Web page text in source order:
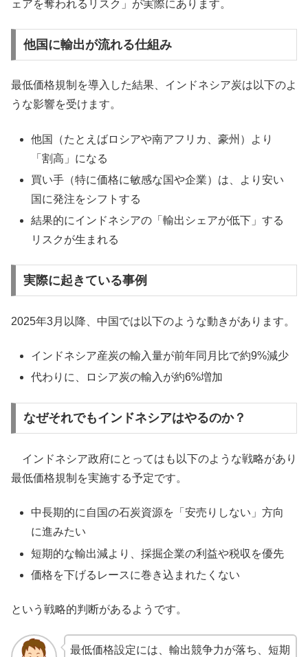
ェアを奪われるリスク」が実際にあります。
他国に輸出が流れる仕組み
最低価格規制を導入した結果、インドネシア炭は以下のよ
うな影響を受けます。
他国（たとえばロシアや南アフリカ、豪州）より
「割高」になる
買い手（特に価格に敏感な国や企業）は、より安い
国に発注をシフトする
結果的にインドネシアの「輸出シェアが低下」する
リスクが生まれる
実際に起きている事例
2025年3月以降、中国では以下のような動きがあります。
インドネシア産炭の輸入量が前年同月比で約9%減少
代わりに、ロシア炭の輸入が約6%増加
なぜそれでもインドネシアはやるのか？
インドネシア政府にとってはも以下のような戦略があり
最低価格規制を実施する予定です。
中長期的に自国の石炭資源を「安売りしない」方向
に進みたい
短期的な輸出減より、採掘企業の利益や税収を優先
価格を下げるレースに巻き込まれたくない
という戦略的判断があるようです。
最低価格設定には、輸出競争力が落ち、短期